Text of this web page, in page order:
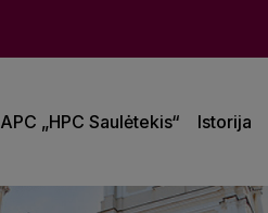
APC „HPC Saulėtekis“ Istorija